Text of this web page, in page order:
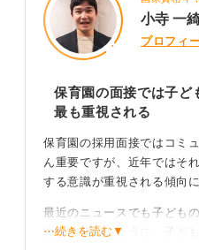
小寺 一
プロフィ
保育園の面接では子ど
最も重視される
保育園の採用面接ではコミ
ん重要ですが、近年ではそ
する意識が重視される傾向に
最近のニュースでも子ども
とから分かるように、子ど
⋯続きを読む▼